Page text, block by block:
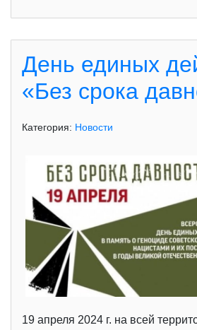
День единых
«Без срока
Категория: Новости
19 апреля 2024 г. на всей